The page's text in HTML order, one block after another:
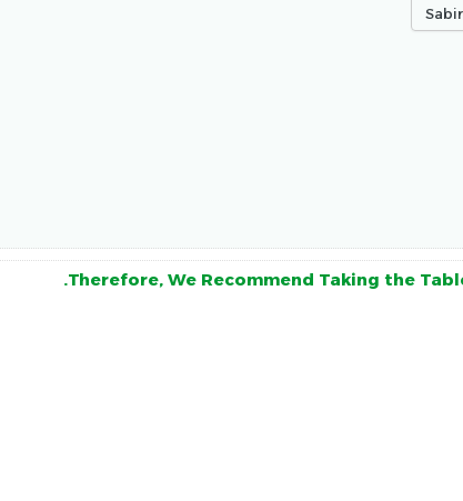
Therefore, We Recommend Taking the